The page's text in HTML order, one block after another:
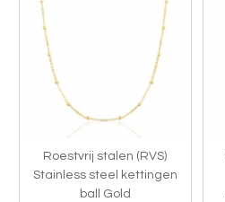
Roestvrij stalen (RVS)
Stainless steel kettingen
ball Gold